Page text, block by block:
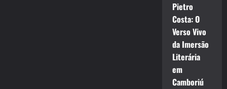
Pietro
Costa: O
Verso Vivo
da Imersão
Literária
em
Camboriú